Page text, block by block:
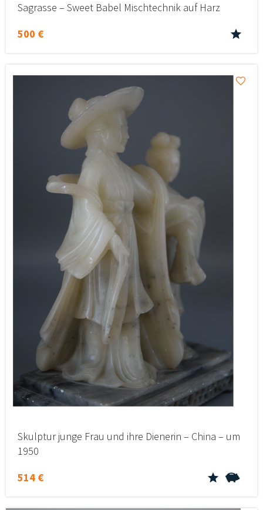
Sagrasse – Sweet Babel Mischtechnik auf Harz
500 €
Skulptur junge Frau und ihre Dienerin – China – um
1950
514 €